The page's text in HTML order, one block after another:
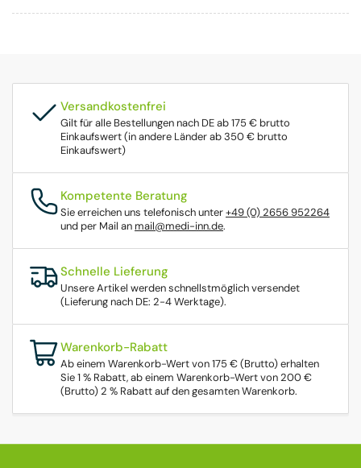
Versandkostenfrei
Gilt für alle Bestellungen nach DE ab 175 € brutto
Einkaufswert (in andere Länder ab 350 € brutto
Einkaufswert)
Kompetente Beratung
Sie erreichen uns telefonisch unter+49 (0) 2656 952264
und per Mail an mail@medi-inn.de.
Schnelle Lieferung
Unsere Artikel werden schnellstmöglich versendet
(Lieferung nach DE: 2-4 Werktage).
Warenkorb-Rabatt
Ab einem Warenkorb-Wert von 175 € (Brutto) erhalten
Sie 1 % Rabatt, ab einem Warenkorb-Wert von 200 €
(Brutto) 2 % Rabatt auf den gesamten Warenkorb.